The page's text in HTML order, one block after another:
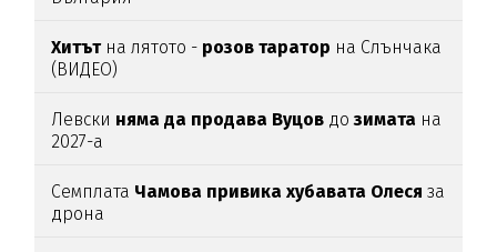
Хитътна лятото - розов таратор на Слънчака
(ВИДЕО)
Левски няма да продава Вуцов дозимата на
2027-а
Семплата Чамова привика хубавата Олеся за
дрона